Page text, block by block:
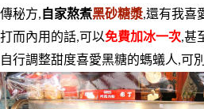
傳秘方, 自家熬煮黑砂糖漿,還有我喜
打而內用的話,可以免費加冰一次,甚
自行調整甜度喜愛黑糖的螞蟻人,可